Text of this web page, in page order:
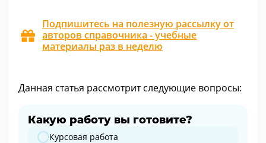
Подпишитесь на полезную рассылку от
авторов справочника - учебные
материалы раз в неделю
Данная статья рассмотрит следующие вопросы:
Какую работу вы готовите?
Какую работу вы готовите?
Курсовая работа